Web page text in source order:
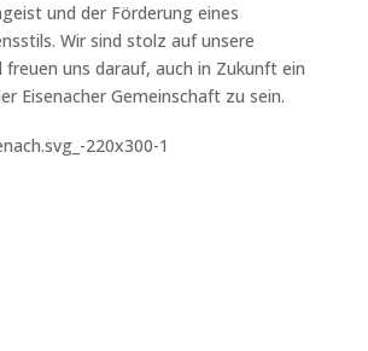
und der Förderung eines
Wir sind stolz auf unsere
freuen uns darauf, auch in Zukunft ein
Eisenacher Gemeinschaft zu sein.